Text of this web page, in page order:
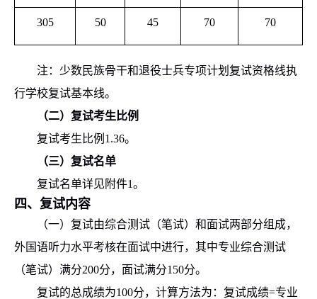
305 50 45 70 70
注： 少数民族骨干和退役士兵专项计划 复试资格线执
行学校复试基本线。
（二） 复试考生比例
复试考生比例 1.36。
（三） 复试名单
复试名单详见附件1。
四 、 复试内容
（一）复试由综合测试（笔试）和面试两部分组成，
外国语听力水平考核在面试中进行， 其中专业综合测试
（笔试） 满分200分，面试满分150分。
复试的总成绩为100分， 计算方法为：复试成绩=专业